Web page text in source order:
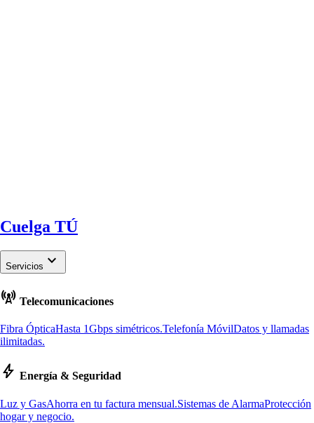
Cuelga TÚ
Servicios keyboard_arrow_down
cell_tower Telecomunicaciones
Fibra ÓpticaHasta 1Gbps simétricos.Telefonía MóvilDatos y llamadas
ilimitadas.
bolt Energía & Seguridad
Luz y GasAhorra en tu factura mensual.Sistemas de AlarmaProtección
hogar y negocio.